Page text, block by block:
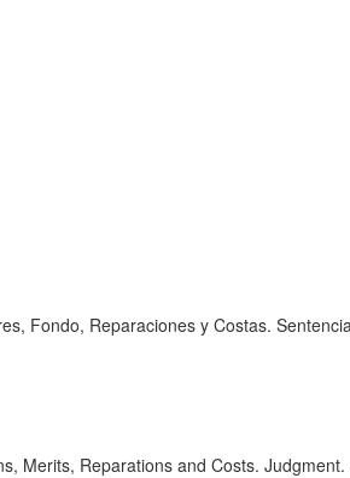
Fondo, Reparaciones y Costas.
Merits, Reparations and Costs.